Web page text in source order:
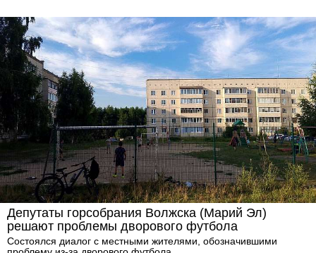
Депутаты горсобрания Волжска (Марий Эл)
решают проблемы дворового футбола
Состоялся диалог с местными жителями, обозначившими